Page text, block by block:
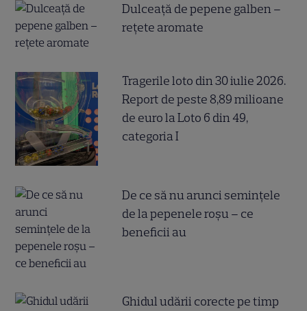
Dulceață de pepene galben –
rețete aromate
Tragerile loto din 30 iulie 2026.
Report de peste 8,89 milioane
de euro la Loto 6 din 49,
categoria I
De ce să nu arunci semințele
de la pepenele roșu – ce
beneficii au
Ghidul udării corecte pe timp